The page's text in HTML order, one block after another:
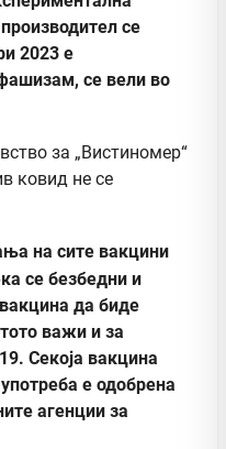
се
2023 е
се вели во
за „Вистиномер“
ковид не се
на сите вакцини
се безбедни и
да биде
важи и за
Секоја вакцина
е одобрена
агенции за